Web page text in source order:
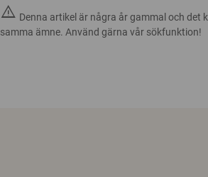
warning Denna artikel är några år gammal och det
samma ämne. Använd gärna vår sökfunktion!